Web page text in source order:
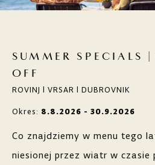
SUMMER SPECIALS
OFF
ROVINJ | VRSAR | DUBROVNIK
Okres: 8.8.2026 - 30.9.2026
Co znajdziemy w menu tego
niesionej przez wiatr w czasie